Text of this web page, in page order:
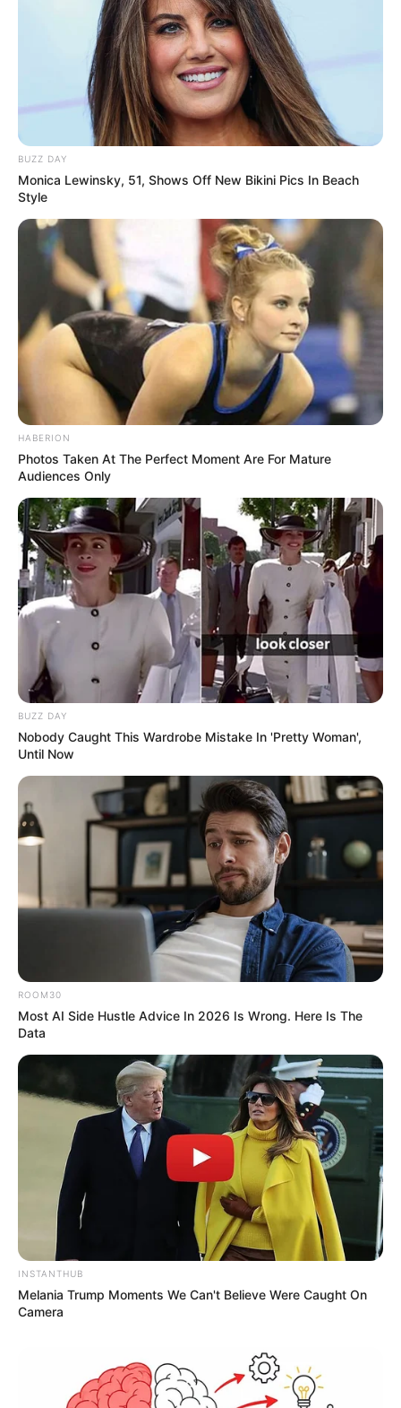
BUZZ DAY
Monica Lewinsky, 51, Shows Off New Bikini Pics In Beach
Style
HABERION
Photos Taken At The Perfect Moment Are For Mature
Audiences Only
BUZZ DAY
Nobody Caught This Wardrobe Mistake In 'Pretty Woman',
Until Now
ROOM30
Most AI Side Hustle Advice In 2026 Is Wrong. Here Is The
Data
INSTANTHUB
Melania Trump Moments We Can't Believe Were Caught On
Camera